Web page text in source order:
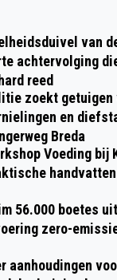
BREDA
van
achtervolging
reed
zoekt getuigen
en
Breda
Voeding bij
56.000 boetes
zero-
aanhoudingen